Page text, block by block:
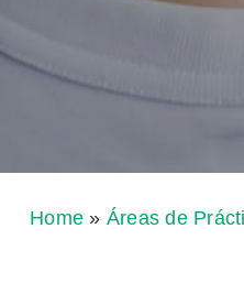
Home » Áreas de